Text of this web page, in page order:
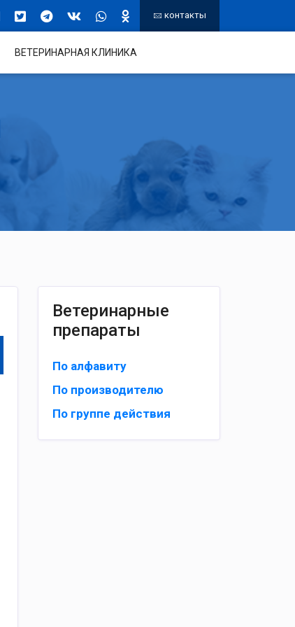
контакты
ВЕТЕРИНАРНАЯ КЛИНИКА
Ветеринарные
препараты
По алфавиту
По производителю
По группе действия